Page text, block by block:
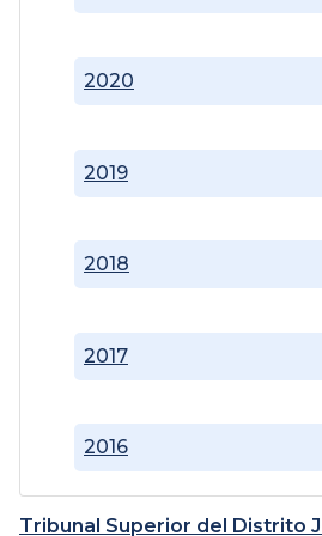
2016
2017
2018
2019
2020
Tribunal Superior del Distrito